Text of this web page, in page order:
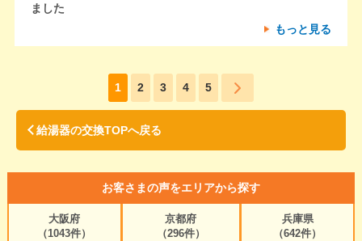
ました
もっと見る
1 2 3 4 5
給湯器の交換TOPへ戻る
お客さまの声をエリアから探す
大阪府
（1043件）
京都府
（296件）
兵庫県
（642件）